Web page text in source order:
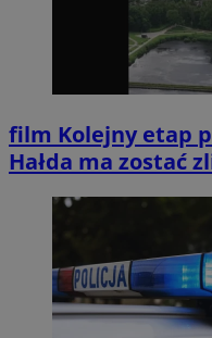
film Kolejny etap
Hałda ma zostać